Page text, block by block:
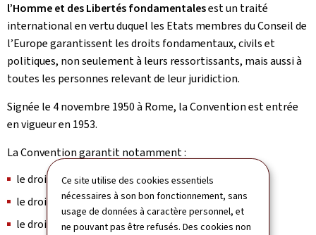
Ce site utilise des cookies essentiels
nécessaires à son bon fonctionnement, sans
usage de données à caractère personnel, et
ne pouvant pas être refusés. Des cookies non
l’Homme et des Libertés fondamentalesest un traité
international en vertu duquel les Etats membres du Conseil de
l’Europe garantissent les droits fondamentaux, civils et
politiques, non seulement à leurs ressortissants, mais aussi à
toutes les personnes relevant de leur juridiction.
Signée le 4 novembre 1950 à Rome, la Convention est entrée
en vigueur en 1953.
La Convention garantit notamment :
le droit à la vie,
le droit à un procès équitable,
le droit au respect de la vie privée et familiale,